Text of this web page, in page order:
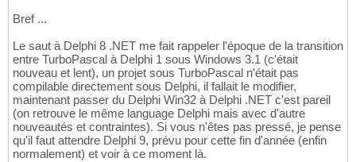
Bref ...
Le saut à Delphi 8 .NET me fait rappeler l'époque de la transition
entre TurboPascal à Delphi 1 sous Windows 3.1 (c'était
nouveau et lent), un projet sous TurboPascal n'était pas
compilable directement sous Delphi, il fallait le modifier,
maintenant passer du Delphi Win32 à Delphi .NET c'est pareil
(on retrouve le même language Delphi mais avec d'autre
nouveautés et contraintes). Si vous n'êtes pas pressé, je pense
qu'il faut attendre Delphi 9, prévu pour cette fin d'année (enfin
normalement) et voir à ce moment là.